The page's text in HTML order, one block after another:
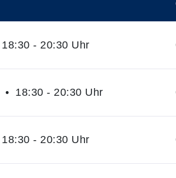
- 20:30 Uhr
18:30 - 20:30 Uhr
- 20:30 Uhr